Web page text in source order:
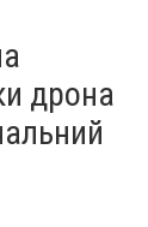
дрона